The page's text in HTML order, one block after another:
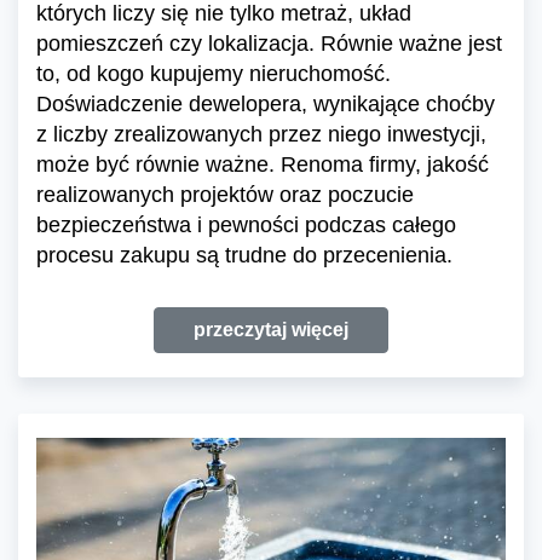
których liczy się nie tylko metraż, układ
pomieszczeń czy lokalizacja. Równie ważne jest
to, od kogo kupujemy nieruchomość.
Doświadczenie dewelopera, wynikające choćby
z liczby zrealizowanych przez niego inwestycji,
może być równie ważne. Renoma firmy, jakość
realizowanych projektów oraz poczucie
bezpieczeństwa i pewności podczas całego
procesu zakupu są trudne do przecenienia.
przeczytaj więcej